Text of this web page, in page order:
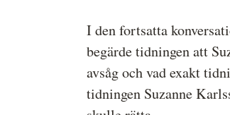
I den fortsatta
begärde tidningen att
avsåg och vad exakt
tidningen Suzanne